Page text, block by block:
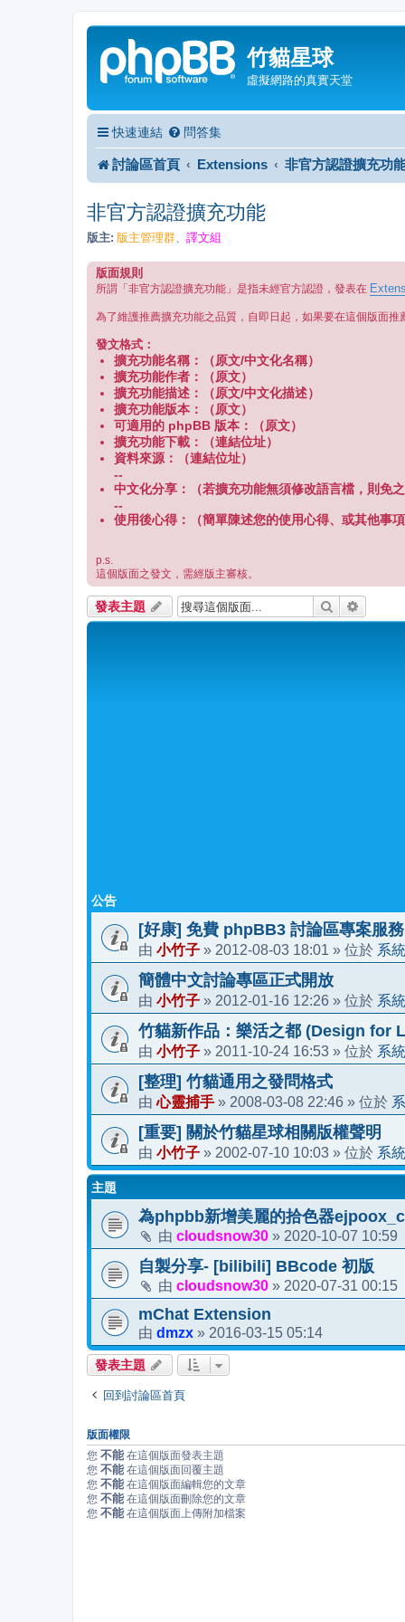
竹貓星球
虛擬網路的真實天堂
快速連結 問答集
討論區首頁 Extensions 非官方認證擴充功
非官方認證擴充功能
版主: 版主管理群 譯文組
版面規則
所謂「非官方認證擴充功能」是指未經官方認證，發表在
為了維護推薦擴充功能之品質，自即日起，如果要在這個版面推
發文格式：
擴充功能名稱：（原文/中文化名稱）
擴充功能作者：（原文）
擴充功能描述：（原文/中文化描述）
擴充功能版本：（原文）
可適用的 phpBB 版本：（原文）
擴充功能下載：（連結位址）
資料來源：（連結位址）
--
中文化分享：（若擴充功能無須修改語言檔，則免之
--
使用後心得：（簡單陳述您的使用心得、或其他事項
p.s.
這個版面之發文，需經版主審核。
發表主題 搜尋
公告
[好康] 免費 phpBB3 討論區專案服務
由 小竹子 » 2012-08-03 18:01 » 位於 系
簡體中文討論專區正式開放
由 小竹子 » 2012-01-16 12:26 » 位於 系
竹貓新作品：樂活之都 (Design for
由 小竹子 » 2011-10-24 16:53 » 位於 系
[整理] 竹貓通用之發問格式
由心靈捕手 » 2008-03-08 22:46 » 位於
[重要] 關於竹貓星球相關版權聲明
由 小竹子 » 2002-07-10 10:03 » 位於 系
主題
為phpbb新增美麗的拾色器
由 cloudsnow30 » 2020-10-07 10:59
自製分享- [bilibili] BBcode 初版
由 cloudsnow30 » 2020-07-31 00:15
mChat Extension
由 dmzx » 2016-03-15 05:14
發表主題
回到討論區首頁
版面權限
您 不能 在這個版面發表主題
您 不能 在這個版面回覆主題
您 不能 在這個版面編輯您的文章
您 不能 在這個版面刪除您的文章
您 不能 在這個版面上傳附加檔案